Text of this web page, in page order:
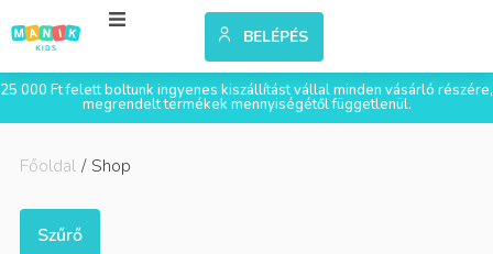
BELÉPÉS
25 000 Ft felett boltunk ingyenes kiszállítást vállal minden vásárló részére,
megrendelt termékek mennyiségétől függetlenül.
Főoldal / Shop
Szűrő